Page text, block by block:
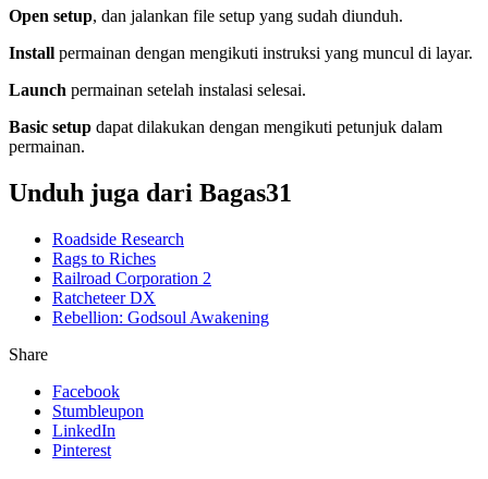
Open setup, dan jalankan file setup yang sudah diunduh.
Install permainan dengan mengikuti instruksi yang muncul di layar.
Launch permainan setelah instalasi selesai.
Basic setup dapat dilakukan dengan mengikuti petunjuk dalam
permainan.
Unduh juga dari Bagas31
Roadside Research
Rags to Riches
Railroad Corporation 2
Ratcheteer DX
Rebellion: Godsoul Awakening
Share
Facebook
Stumbleupon
LinkedIn
Pinterest